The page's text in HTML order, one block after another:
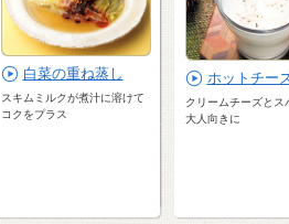
白菜の重ね蒸し
スキムミルクが煮汁に溶けて
コクをプラス
ホットチー
クリームチーズとス
大人向きに